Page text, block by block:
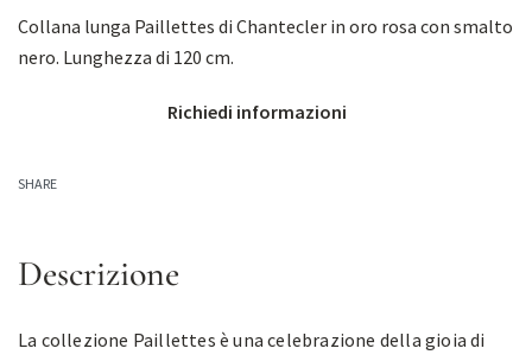
Collana lunga Paillettes di Chantecler in oro rosa con smalto
nero. Lunghezza di 120 cm.
Richiedi informazioni
SHARE
Descrizione
La collezione Paillettes è una celebrazione della gioia di